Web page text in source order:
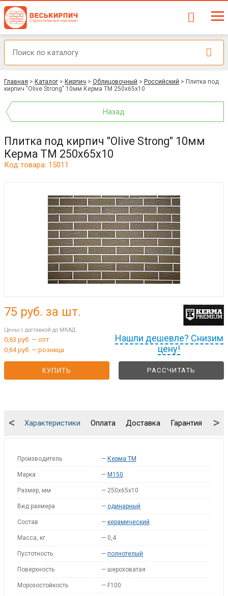
Главная > Каталог > Кирпич > Облицовочный > Российский > Плитка под
кирпич "Olive Strong" 10мм Керма ТМ 250х65х10
Назад
Плитка под кирпич "Olive Strong" 10мм
Керма ТМ 250х65х10
Код товара: 15011
Нашли дешевле? Снизим
цену!
75 руб. за шт.
Цены с доставкой до МКАД
0,63 руб. — опт
0,64 руб. — розница
КУПИТЬ РАССЧИТАТЬ
Характеристики Оплата Доставка Гарантия
< >
Производитель — Керма ТМ
Марка — M150
Размер, мм — 250х65х10
Вид размера — одинарный
Состав — керамический
Масса, кг — 0,4
Пустотность — полнотелый
Поверхность — шероховатая
Морозостойкость — F100